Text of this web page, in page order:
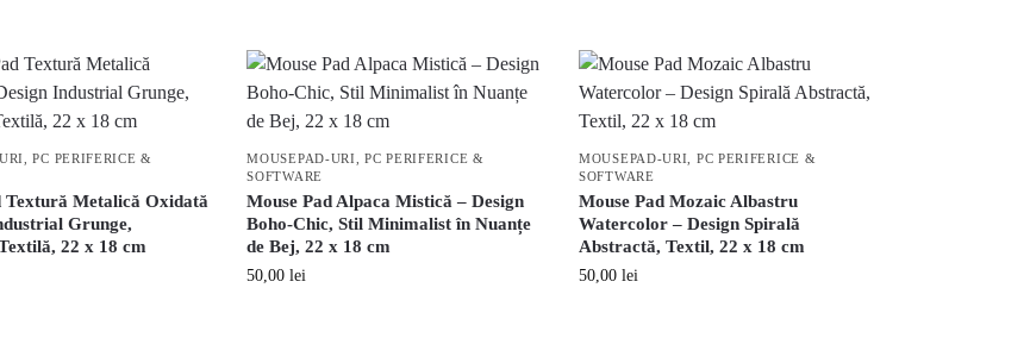
,PC PERIFERICE &
Textură Metalică Oxidată
Grunge,
22 x 18 cm
MOUSEPAD-URI ,PC PERIFERICE &
SOFTWARE
Mouse Pad Alpaca Mistică – Design
Boho-Chic, Stil Minimalist în Nuanțe
de Bej, 22 x 18 cm
50,00lei
MOUSEPAD-URI
PC PERIFERICE &
SOFTWARE
Mouse Pad Mozaic Albastru
Watercolor – Design Spirală
Abstractă, Textil, 22 x 18 cm
50,00lei